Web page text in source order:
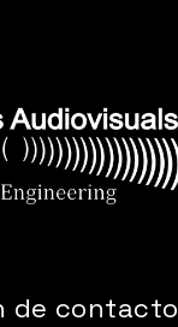
de contacto